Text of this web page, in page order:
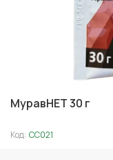
МуравНЕТ 30 г
Код: СС021